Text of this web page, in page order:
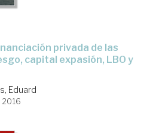
capital expasión, LBO y
Eduard
2016